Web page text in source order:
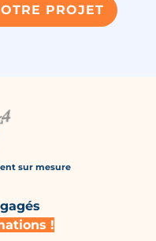
PROJET
sur mesure
!